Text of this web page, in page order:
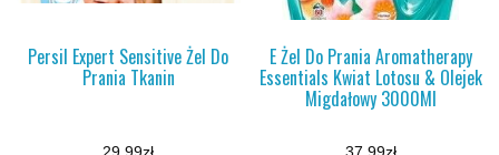
Persil Expert Sensitive Żel Do
Prania Tkanin
E Żel Do Prania Aromatherapy
Essentials Kwiat Lotosu & Olejek
Migdałowy 3000Ml